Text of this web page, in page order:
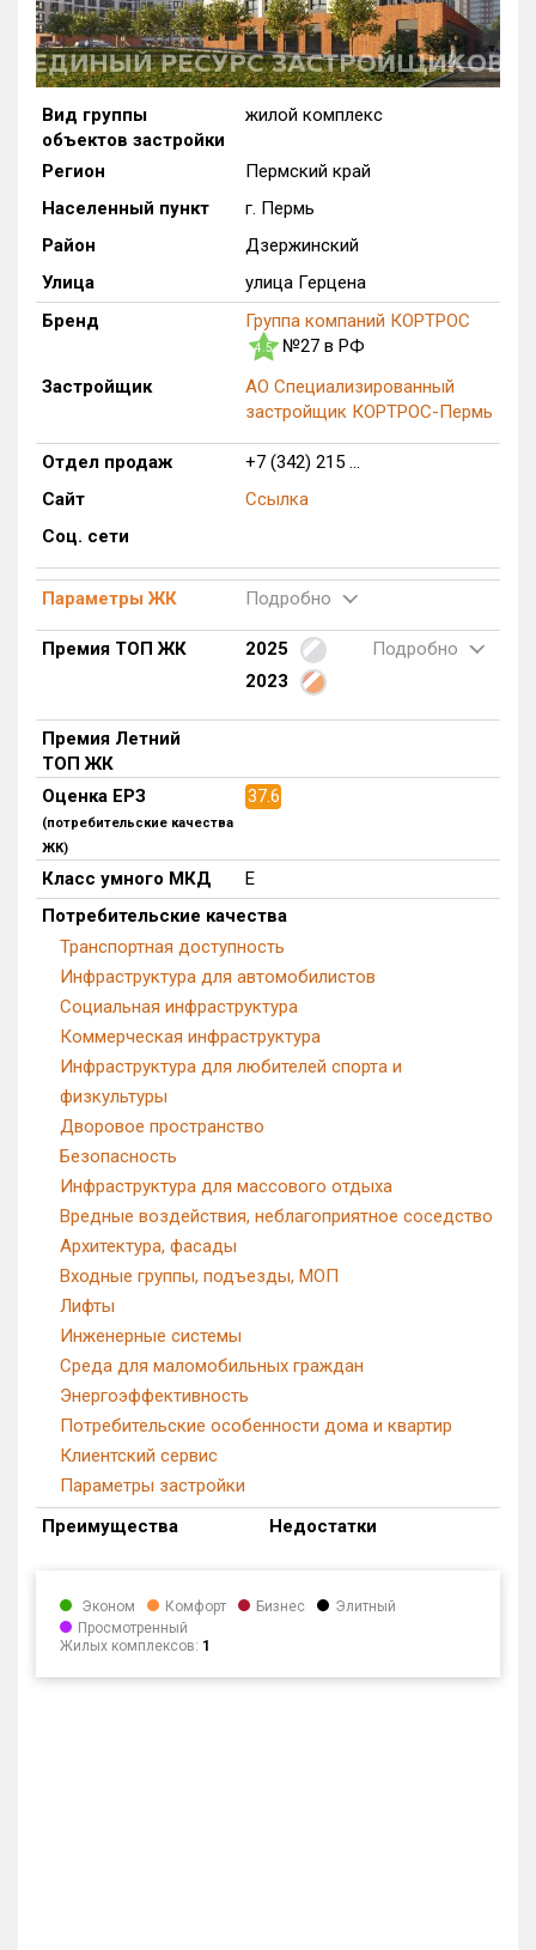
Вид объекта
Кол-во комнат
Только новые
Оценка ЕРЗ ЖК
от до
с продажами
Найдено:
Жилых комплексов
Многоквартирных домов
0 из 60 294
Блокированных домов
Домов с апартаментами
0 из 1 050
Поселков таунхаусов
Блокированных домов
Домов с апартаментами
Квартир, апартаментов,
блоков в БД
Вид группы
объектов застройки
жилой комплекс
Регион
Пермский край
Населенный пункт
г. Пермь
Район
Дзержинский
Улица
улица Герцена
Бренд
Группа компаний КОРТРОС
4.5
№27 в РФ
Застройщик
АО Специализированный
застройщик КОРТРОС-Пермь
Отдел продаж
+7 (342) 215 ...
Сайт
Ссылка
Соц. сети
Параметры ЖК Подробно
Премия ТОП ЖК 2025
Подробно
2023
Премия Летний
ТОП ЖК
Оценка ЕРЗ
(потребительские качества
ЖК)
37.6
Класс умного МКД
E
Потребительские качества
Транспортная доступность
Инфраструктура для автомобилистов
Социальная инфраструктура
Коммерческая инфраструктура
Инфраструктура для любителей спорта и
физкультуры
Дворовое пространство
Безопасность
Инфраструктура для массового отдыха
Вредные воздействия, неблагоприятное соседство
Архитектура, фасады
Входные группы, подъезды, МОП
Лифты
Инженерные системы
Среда для маломобильных граждан
Энергоэффективность
Потребительские особенности дома и квартир
Клиентский сервис
Параметры застройки
Преимущества
Недостатки
Эконом Комфорт Бизнес
Элитный
Просмотренный
Жилых комплексов: 1